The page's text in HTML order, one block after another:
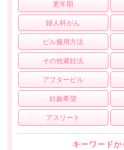
更年期
婦人科がん
ピル服用方法
その他避妊法
アフターピル
妊娠希望
アスリート
キーワードか